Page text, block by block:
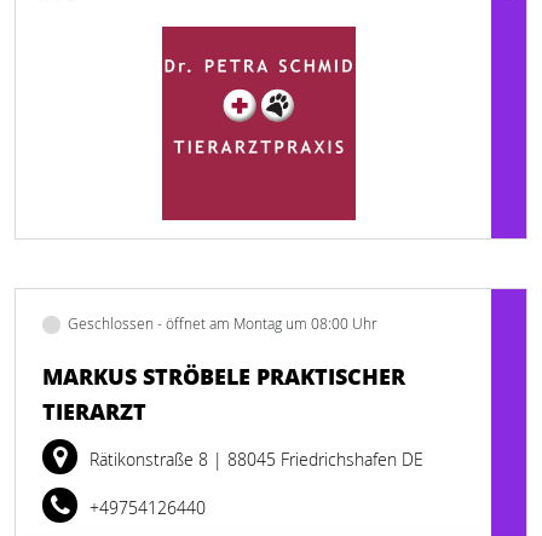
Geschlossen - öffnet am Montag um 08:00 Uhr
MARKUS STRÖBELE PRAKTISCHER
TIERARZT
Rätikonstraße 8 | 88045 Friedrichshafen DE
+49754126440